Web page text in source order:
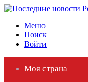
Меню
Поиск
Войти
Моя страна